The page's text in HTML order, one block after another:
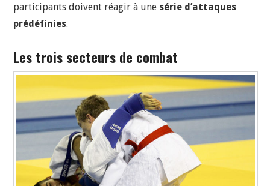
participants doivent réagir à une série d’attaques
prédéfinies.
Les trois secteurs de combat